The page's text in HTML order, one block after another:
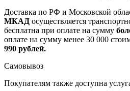
Доставка по РФ и Московской
МКАД осуществляется
бесплатна при оплате на сумму
оплате на сумму менее 30 000
990 рублей.
Самовывоз
Покупателям также доступна